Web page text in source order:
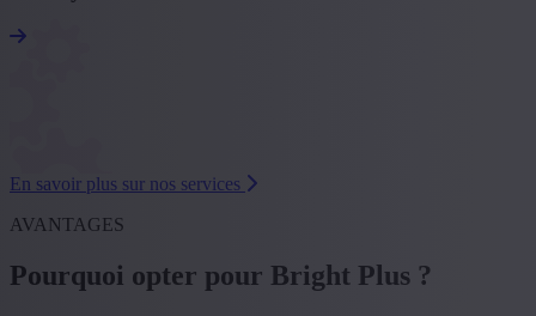
En savoir plus sur nos services
AVANTAGES
Pourquoi opter pour Bright Plus ?